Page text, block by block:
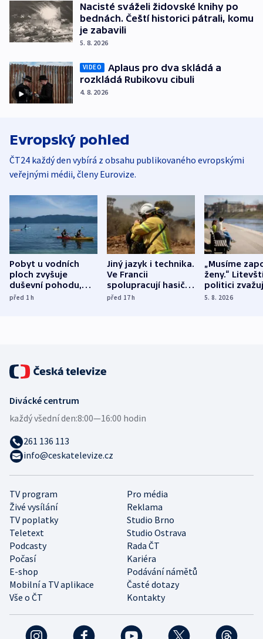
Nacisté sváželi židovské knihy po
bednách. Čeští historici pátrali, komu
je zabavili
5. 8. 2026
VIDEO
Aplaus pro dva skládá a
rozkládá Rubikovu cibuli
4. 8. 2026
Evropský pohled
ČT24 každý den vybírá z obsahu publikovaného evropskými
veřejnými médii, členy Eurovize.
Pobyt u vodních
ploch zvyšuje
duševní pohodu,
ukázala
před 1h
Jiný jazyk i technika.
Ve Francii
spolupracují hasiči z
různých zemí
před 17h
„Musíme
ženy.“
politici
dohodu o
5. 8. 2026
TV program
Pro média
Živé vysílání
Reklama
TV poplatky
Studio Brno
Teletext
Studio Ostrava
Podcasty
Rada ČT
Počasí
Kariéra
E-shop
Podávání námětů
Mobilní a TV aplikace
Časté dotazy
Vše o ČT
Kontakty
Divácké centrum
každý všední den:8:00—16:00 hodin
261 136 113
info@ceskatelevize.cz